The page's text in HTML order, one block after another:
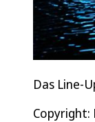
Das Line-